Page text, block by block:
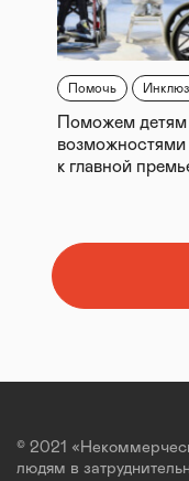
Помочь
Поможем
возможностями
к главной
© 2021
людям в